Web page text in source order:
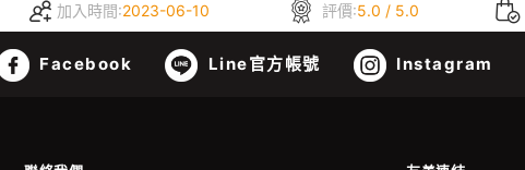
加入時間:2023-06-10 評價:5.0 / 5.0
Facebook Line官方帳號 Instagram